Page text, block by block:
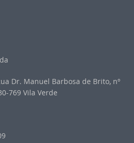
Dr. Manuel Barbosa de Brito, nº
769 Vila Verde